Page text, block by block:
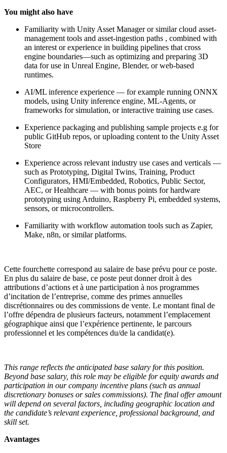
You might also have
Familiarity with Unity Asset Manager or similar cloud asset-
management tools and asset-ingestion paths , combined with
an interest or experience in building pipelines that cross
engine boundaries—such as optimizing and preparing 3D
data for use in Unreal Engine, Blender, or web-based
runtimes.
AI/ML inference experience — for example running ONNX
models, using Unity inference engine, ML-Agents, or
frameworks for simulation, or interactive training use cases.
Experience packaging and publishing sample projects e.g for
public GitHub repos, or uploading content to the Unity Asset
Store
Experience across relevant industry use cases and verticals —
such as Prototyping, Digital Twins, Training, Product
Configurators, HMI/Embedded, Robotics, Public Sector,
AEC, or Healthcare — with bonus points for hardware
prototyping using Arduino, Raspberry Pi, embedded systems,
sensors, or microcontrollers.
Familiarity with workflow automation tools such as Zapier,
Make, n8n, or similar platforms.
Cette fourchette correspond au salaire de base prévu pour ce poste.
En plus du salaire de base, ce poste peut donner droit à des
attributions d’actions et à une participation à nos programmes
d’incitation de l’entreprise, comme des primes annuelles
discrétionnaires ou des commissions de vente. Le montant final de
l’offre dépendra de plusieurs facteurs, notamment l’emplacement
géographique ainsi que l’expérience pertinente, le parcours
professionnel et les compétences du/de la candidat(e).
This range reflects the anticipated base salary for this position.
Beyond base salary, this role may be eligible for equity awards and
participation in our company incentive plans (such as annual
discretionary bonuses or sales commissions). The final offer amount
will depend on several factors, including geographic location and
the candidate’s relevant experience, professional background, and
skill set.
Avantages